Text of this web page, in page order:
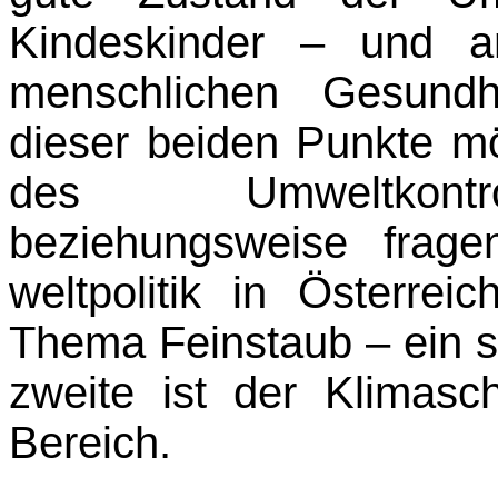
Kindeskinder – und
menschlichen
dieser beiden Punkte
des
beziehungsweise
weltpolitik in
Thema Feinstaub – ein
zweite ist der
Bereich.